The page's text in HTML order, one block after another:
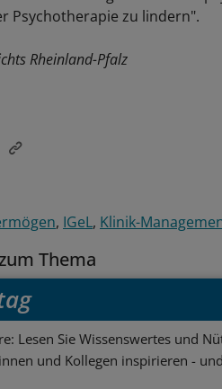
Psychotherapie zu lindern".
Rheinland-Pfalz
IGeL Klinik-
Thema
Lesen Sie Wissenswertes und
und Kollegen inspirieren -